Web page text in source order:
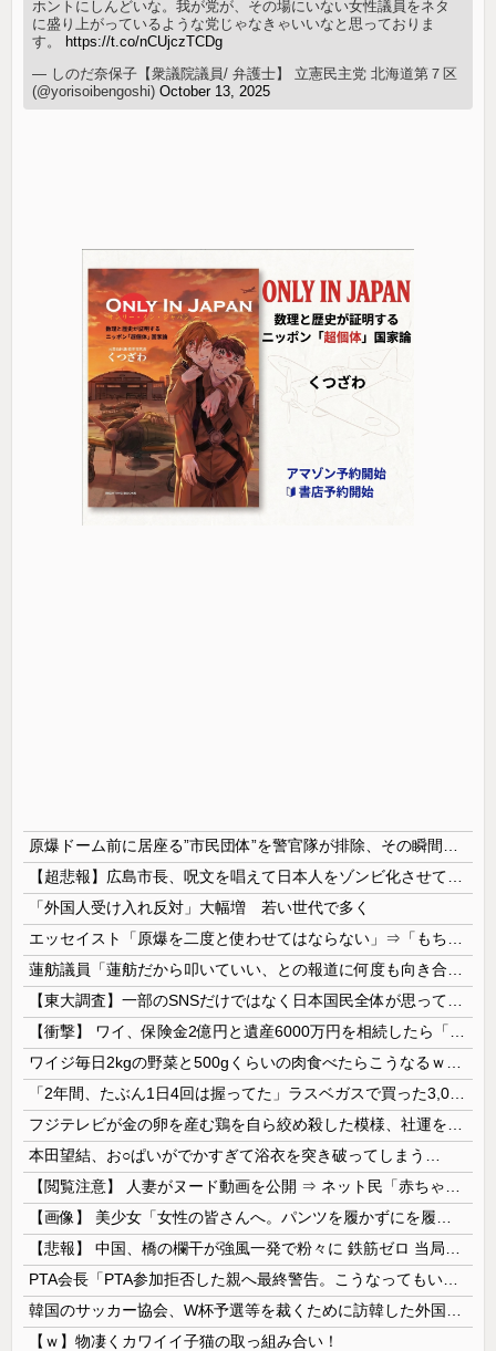
ホントにしんどいな。我が党が、その場にいない女性議員をネタ
に盛り上がっているような党じゃなきゃいいなと思っておりま
す。
https://t.co/nCUjczTCDg
— しのだ奈保子【衆議院議員/ 弁護士】 立憲民主党 北海道第７区
(@yorisoibengoshi)October 13, 2025
「外国人受け入れ反対」大幅増 若い世代で多く
本田望結、お○ぱいがでかすぎて浴衣を突き破ってしまう…
【ｗ】物凄くカワイイ子猫の取っ組み合い！